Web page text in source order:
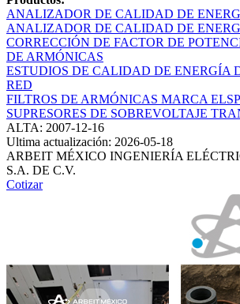
ANALIZADOR DE CALIDAD DE
ANALIZADOR DE CALIDAD DE
CORRECCIÓN DE FACTOR DE
DE ARMÓNICAS
ESTUDIOS DE CALIDAD DE ENERGÍA
RED
FILTROS DE ARMÓNICAS MARCA
SUPRESORES DE SOBREVOLTAJE
ALTA: 2007-12-16
Ultima actualización: 2026-05-18
ARBEIT MÉXICO INGENIERÍA
S.A. DE C.V.
Cotizar